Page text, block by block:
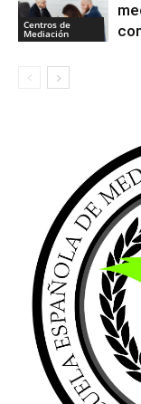
Centros de
Mediación